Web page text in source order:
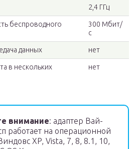
2,4 ГГц
беспроводного
300 Мбит/
с
данных нет
в нескольких
нет
внимание: адаптер Вай-
работает на операционной
XP, Vista, 7, 8, 8.1, 10,